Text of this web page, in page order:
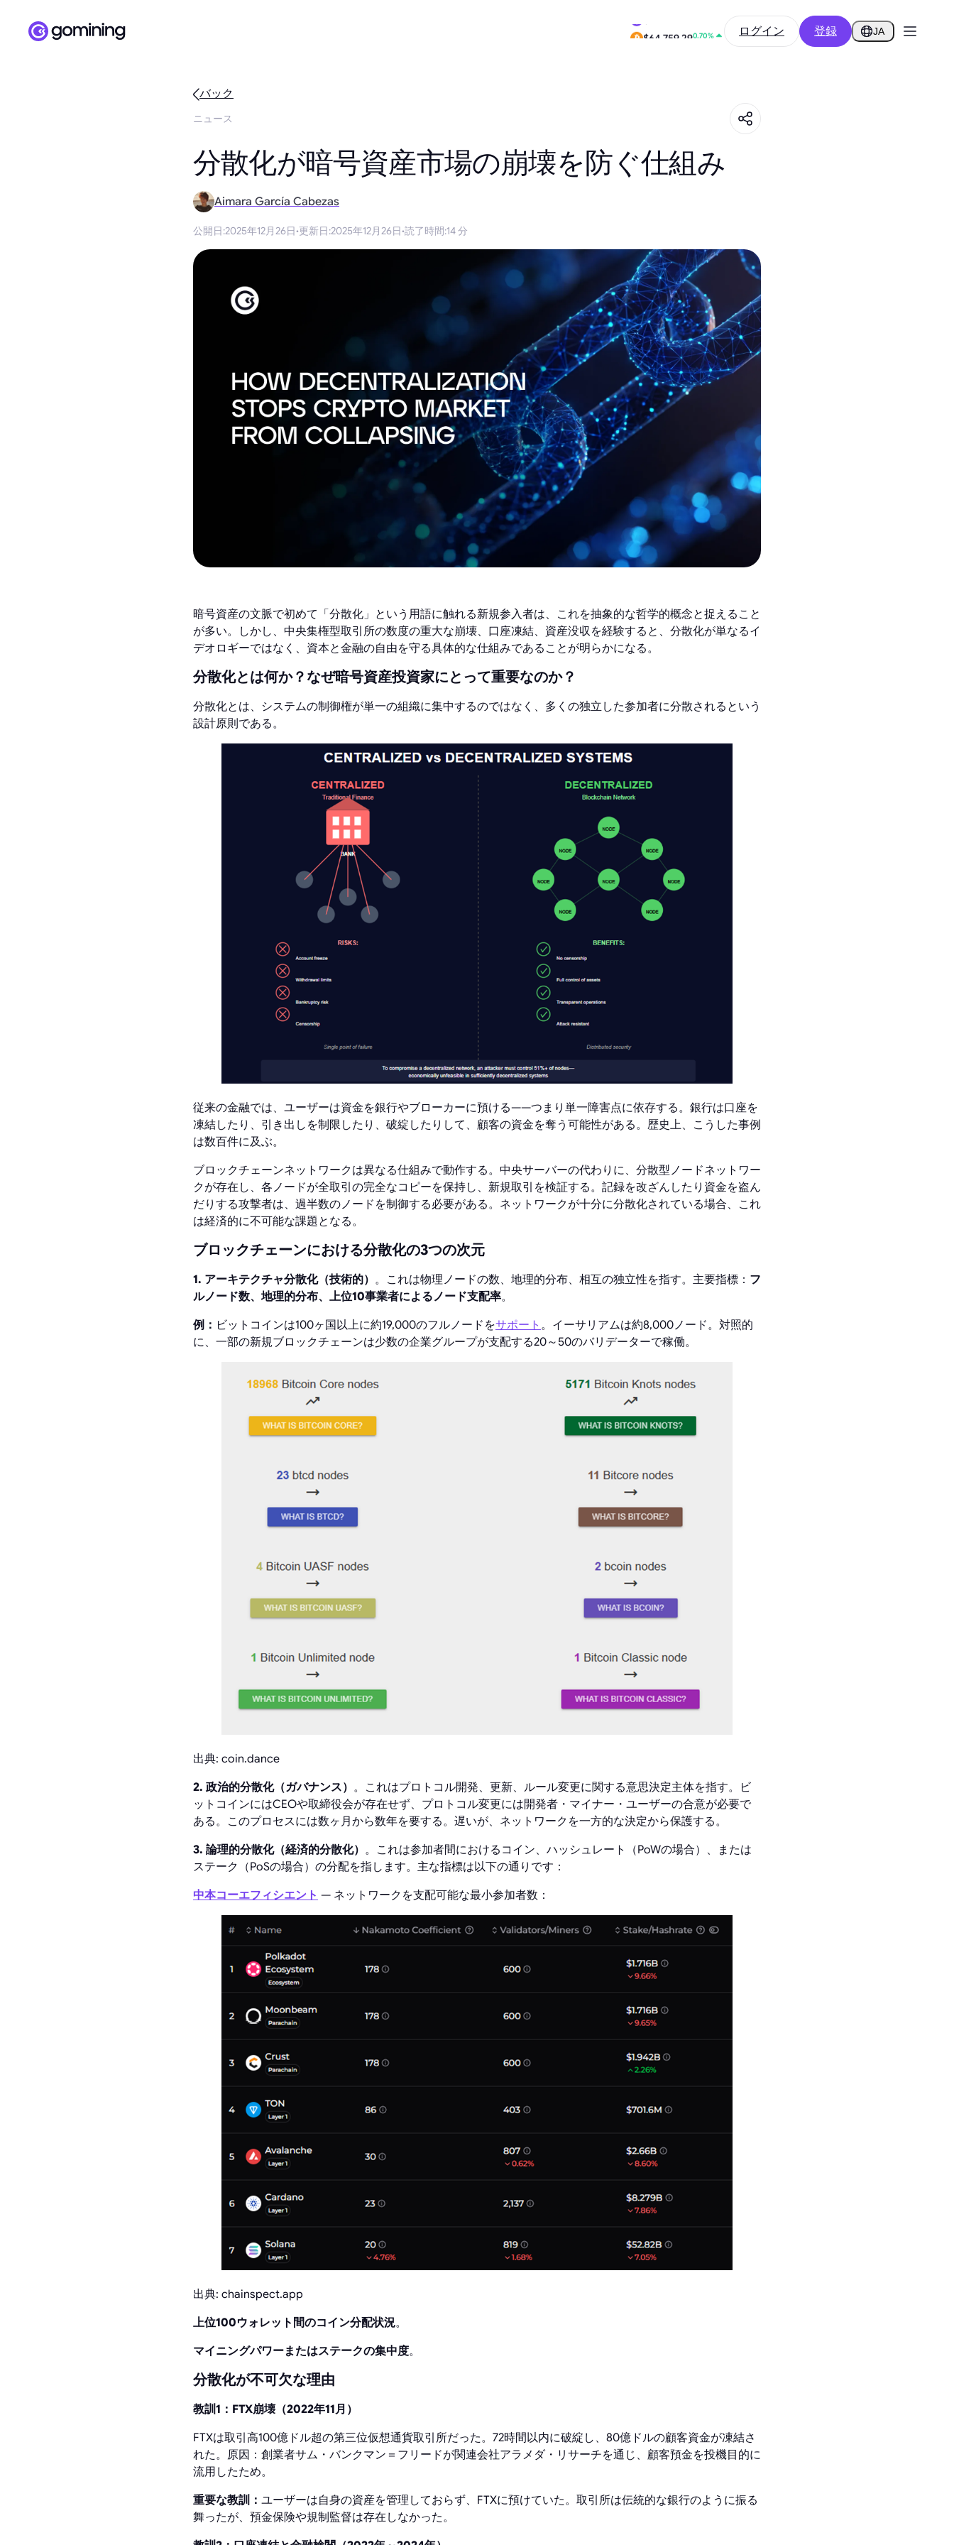
$0.2855 ログイン 登録 JA
バック
ニュース
分散化が暗号資産市場の崩壊を防ぐ仕組み
Aimara García Cabezas
公開日:2025年12月26日·更新日:2025年12月26日·読了時間:14 分
暗号資産の文脈で初めて「分散化」という用語に触れる新規参入者は、これを抽象的な哲学的概念と捉えること
が多い。しかし、中央集権型取引所の数度の重大な崩壊、口座凍結、資産没収を経験すると、分散化が単なるイ
デオロギーではなく、資本と金融の自由を守る具体的な仕組みであることが明らかになる。
分散化とは何か？なぜ暗号資産投資家にとって重要なのか？
分散化とは、システムの制御権が単一の組織に集中するのではなく、多くの独立した参加者に分散されるという
設計原則である。
従来の金融では、ユーザーは資金を銀行やブローカーに預ける——つまり単一障害点に依存する。銀行は口座を
凍結したり、引き出しを制限したり、破綻したりして、顧客の資金を奪う可能性がある。歴史上、こうした事例
は数百件に及ぶ。
ブロックチェーンネットワークは異なる仕組みで動作する。中央サーバーの代わりに、分散型ノードネットワー
クが存在し、各ノードが全取引の完全なコピーを保持し、新規取引を検証する。記録を改ざんしたり資金を盗ん
だりする攻撃者は、過半数のノードを制御する必要がある。ネットワークが十分に分散化されている場合、これ
は経済的に不可能な課題となる。
ブロックチェーンにおける分散化の3つの次元
1. アーキテクチャ分散化（技術的） 。これは物理ノードの数、地理的分布、相互の独立性を指す。主要指標： フ
ルノード数、地理的分布、上位10事業者によるノード支配率。
例： ビットコインは100ヶ国以上に約19,000のフルノードをサポート 。イーサリアムは約8,000ノード。対照的
に、一部の新規ブロックチェーンは少数の企業グループが支配する20～50のバリデーターで稼働。
出典: coin.dance
2. 政治的分散化（ガバナンス） 。これはプロトコル開発、更新、ルール変更に関する意思決定主体を指す。ビ
ットコインにはCEOや取締役会が存在せず、プロトコル変更には開発者・マイナー・ユーザーの合意が必要で
ある。このプロセスには数ヶ月から数年を要する。遅いが、ネットワークを一方的な決定から保護する。
3. 論理的分散化（経済的分散化） 。これは参加者間におけるコイン、ハッシュレート（PoWの場合）、または
ステーク（PoSの場合）の分配を指します。主な指標は以下の通りです：
中本コーエフィシエント — ネットワークを支配可能な最小参加者数：
出典: chainspect.app
上位100ウォレット間のコイン分配状況。
マイニングパワーまたはステークの集中度。
分散化が不可欠な理由
教訓1：FTX崩壊（2022年11月）
FTXは取引高100億ドル超の第三位仮想通貨取引所だった。72時間以内に破綻し、80億ドルの顧客資金が凍結さ
れた。原因：創業者サム・バンクマン＝フリードが関連会社アラメダ・リサーチを通じ、顧客預金を投機目的に
流用したため。
重要な教訓： ユーザーは自身の資産を管理しておらず、FTXに預けていた。取引所は伝統的な銀行のように振る
舞ったが、預金保険や規制監督は存在しなかった。